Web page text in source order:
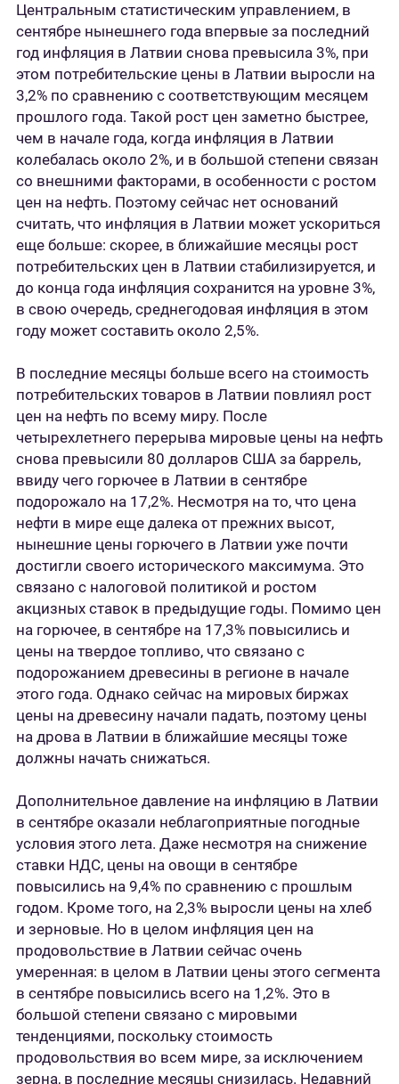
Центральным статистическим управлением, в
сентябре нынешнего года впервые за последний
год инфляция в Латвии снова превысила 3%, при
этом потребительские цены в Латвии выросли на
3,2% по сравнению с соответствующим месяцем
прошлого года. Такой рост цен заметно быстрее,
чем в начале года, когда инфляция в Латвии
колебалась около 2%, и в большой степени связан
со внешними факторами, в особенности с ростом
цен на нефть. Поэтому сейчас нет оснований
считать, что инфляция в Латвии может ускориться
еще больше: скорее, в ближайшие месяцы рост
потребительских цен в Латвии стабилизируется, и
до конца года инфляция сохранится на уровне 3%,
в свою очередь, среднегодовая инфляция в этом
году может составить около 2,5%.
В последние месяцы больше всего на стоимость
потребительских товаров в Латвии повлиял рост
цен на нефть по всему миру. После
четырехлетнего перерыва мировые цены на нефть
снова превысили 80 долларов США за баррель,
ввиду чего горючее в Латвии в сентябре
подорожало на 17,2%. Несмотря на то, что цена
нефти в мире еще далека от прежних высот,
нынешние цены горючего в Латвии уже почти
достигли своего исторического максимума. Это
связано с налоговой политикой и ростом
акцизных ставок в предыдущие годы. Помимо цен
на горючее, в сентябре на 17,3% повысились и
цены на твердое топливо, что связано с
подорожанием древесины в регионе в начале
этого года. Однако сейчас на мировых биржах
цены на древесину начали падать, поэтому цены
на дрова в Латвии в ближайшие месяцы тоже
должны начать снижаться.
Дополнительное давление на инфляцию в Латвии
в сентябре оказали неблагоприятные погодные
условия этого лета. Даже несмотря на снижение
ставки НДС, цены на овощи в сентябре
повысились на 9,4% по сравнению с прошлым
годом. Кроме того, на 2,3% выросли цены на хлеб
и зерновые. Но в целом инфляция цен на
продовольствие в Латвии сейчас очень
умеренная: в целом в Латвии цены этого сегмента
в сентябре повысились всего на 1,2%. Это в
большой степени связано с мировыми
тенденциями, поскольку стоимость
продовольствия во всем мире, за исключением
зерна, в последние месяцы снизилась. Недавний